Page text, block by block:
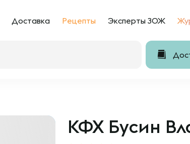
Доставка Рецепты Эксперты ЗОЖ
КФХ Бусин